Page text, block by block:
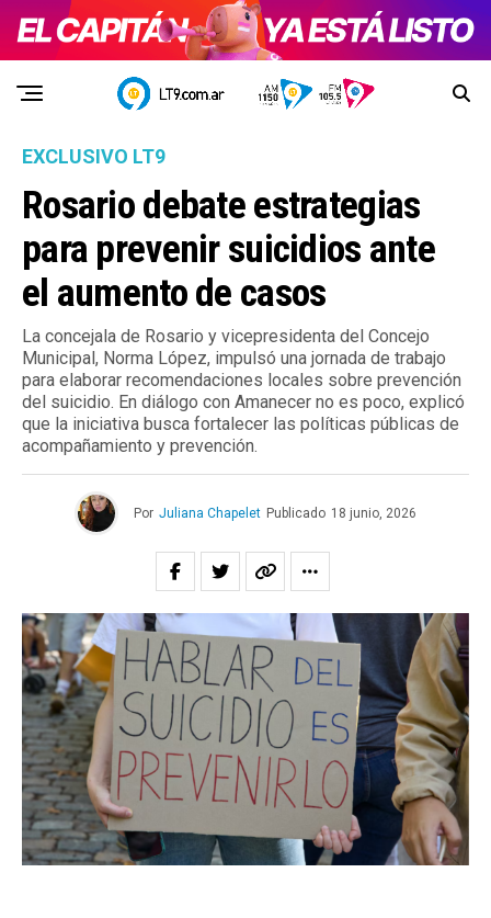
EXCLUSIVO LT9
Rosario debate estrategias
para prevenir suicidios ante
el aumento de casos
La concejala de Rosario y vicepresidenta del Concejo
Municipal, Norma López, impulsó una jornada de trabajo
para elaborar recomendaciones locales sobre prevención
del suicidio. En diálogo con Amanecer no es poco, explicó
que la iniciativa busca fortalecer las políticas públicas de
acompañamiento y prevención.
Por Juliana Chapelet Publicado 18 junio, 2026